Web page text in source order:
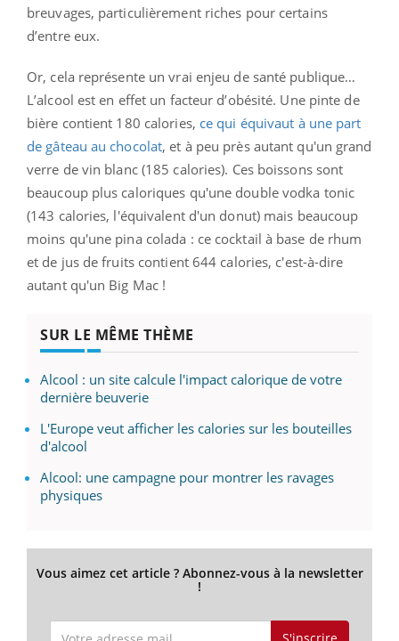
breuvages, particulièrement riches pour certains
d’entre eux.
Or, cela représente un vrai enjeu de santé publique…
L’alcool est en effet un facteur d’obésité. Une pinte de
bière contient 180 calories, ce qui équivaut à une part
de gâteau au chocolat, et à peu près autant qu'un grand
verre de vin blanc (185 calories). Ces boissons sont
beaucoup plus caloriques qu'une double vodka tonic
(143 calories, l'équivalent d'un donut) mais beaucoup
moins qu'une pina colada : ce cocktail à base de rhum
et de jus de fruits contient 644 calories, c'est-à-dire
autant qu'un Big Mac !
SUR LE MÊME THÈME
Alcool : un site calcule l'impact calorique de votre
dernière beuverie
L'Europe veut afficher les calories sur les bouteilles
d'alcool
Alcool: une campagne pour montrer les ravages
physiques
Vous aimez cet article ? Abonnez-vous à la newsletter
!